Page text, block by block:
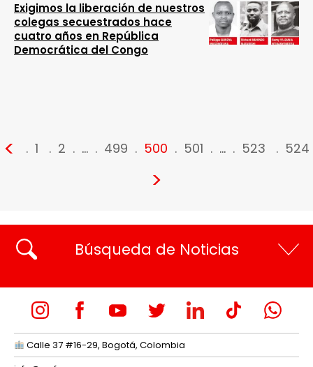
Exigimos la liberación de nuestros
colegas secuestrados hace
cuatro años en República
Democrática del Congo
< 1 2 … 499 500 501 … 523 524
>
Búsqueda de Noticias
Calle 37 #16-29, Bogotá, Colombia